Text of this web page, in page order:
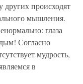
других происходят
мышления.
глаза
Согласно
мудрость,
в